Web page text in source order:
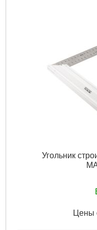
Угольник
Цены